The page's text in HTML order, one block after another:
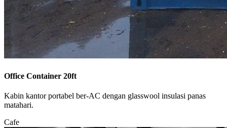
Office Container 20ft
Kabin kantor portabel ber-AC dengan glasswool insulasi panas
matahari.
Cafe